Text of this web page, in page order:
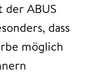
der ABUS
dass
möglich